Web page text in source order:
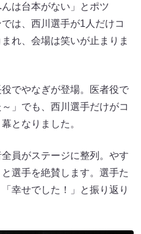
は台本がない」とポツ
は、西川選手が1人だけコ
れ、会場は笑いが止まりま
でやなぎが登場。医者役で
」でも、西川選手だけがコ
となりました。
員がステージに整列。やす
選手を絶賛します。選手た
幸せでした！」と振り返り